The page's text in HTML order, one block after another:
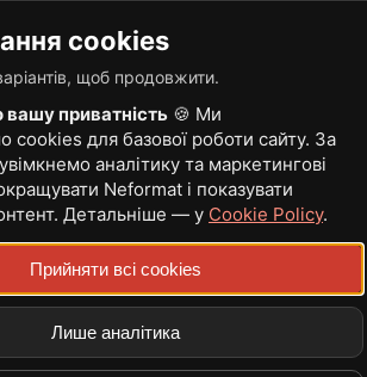
cookies
щоб продовжити.
приватність 🍪 Ми
cookies для базової роботи сайту. За
аналітику та маркетингові
Neformat і показувати
Детальніше — у Cookie Policy.
Прийняти всі cookies
Лише аналітика